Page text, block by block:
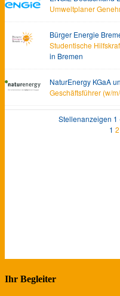
Ihr Begleiter